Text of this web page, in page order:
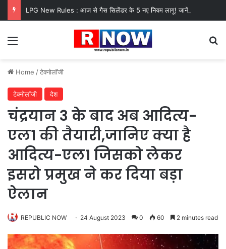
Menu
Home /टेक्नोलॉजी
टेक्नोलॉजी देश
चंद्रयान 3 के बाद अब आदित्य-
एल1 की तैयारी,जानिए क्या है
आदित्य-एल1 जिसको लेकर
इसरो प्रमुख ने कर दिया बड़ा
ऐलान
REPUBLIC NOW 24 August 2023 0 60 2 minutes read